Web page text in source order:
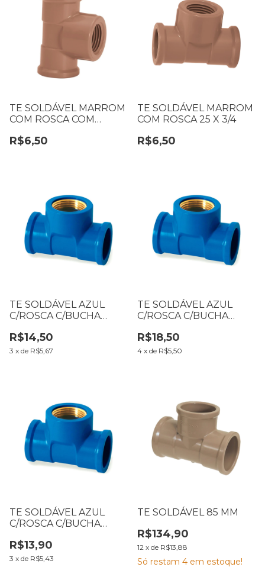
TE SOLDÁVEL MARROM
COM ROSCA COM
R$6,50
TE SOLDÁVEL MARROM
COM ROSCA 25 X 3/4
R$6,50
TE SOLDÁVEL AZUL
C/ROSCA C/BUCHA
1/2
R$14,50
3 x de R$5,67
TE SOLDÁVEL AZUL
C/ROSCA C/BUCHA
R$18,50
4 x de R$5,50
TE SOLDÁVEL AZUL
C/ROSCA C/BUCHA
R$13,90
3 x de R$5,43
TE SOLDÁVEL 85 MM
R$134,90
12 x de R$13,88
Só restam 4 em estoque!